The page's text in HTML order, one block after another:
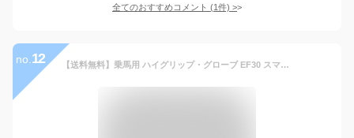
全てのおすすめコメント (1件) >
no. 12 【送料無料】乗馬用 ハイグリップ・グローブ EF30 スマホ対応 手袋（ブラック） | Klaus ストレッチ 乗馬 グローブ スマホ スマートフォン 携帯 タッチ 操作 黒 クラウス シリコン グリップ 初心者 男女兼用 メンズ レディース ジュニア 男性 女性 子供 馬具 乗馬用品